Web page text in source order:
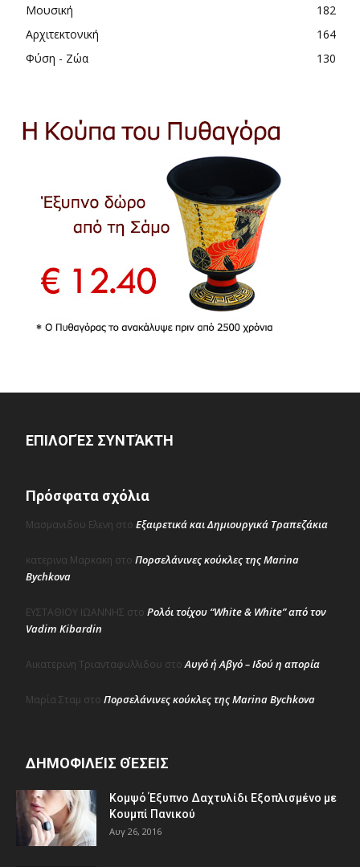
Μουσική
182
Αρχιτεκτονική
164
Φύση - Ζώα
130
ΕΠΙΛΟΓΈΣ ΣΥΝΤΆΚΤΗ
Πρόσφατα σχόλια
Μασμανιδου Ελενη στο Εξαιρετικά και Δημιουργικά Τραπεζάκια
κατερινα Μαρκακη στο Πορσελάνινες κούκλες της Marina
Bychkova
ΕΥΣΤΑΘΙΟΥ ΙΩΑΝΝΗΣ στο Ρολόι τοίχου “White & White” από τον
Vadim Kibardin
Αικατερινη Τριανταφυλλιδου στοΑυγό ή Αβγό – Ιδού η απορία
Μαρία Σταμ στο Πορσελάνινες κούκλες της Marina Bychkova
ΔΗΜΟΦΙΛΕΊΣ ΘΈΣΕΙΣ
Κομψό Έξυπνο Δαχτυλίδι Εξοπλισμένο με
Κουμπί Πανικού
Αυγ 26, 2016